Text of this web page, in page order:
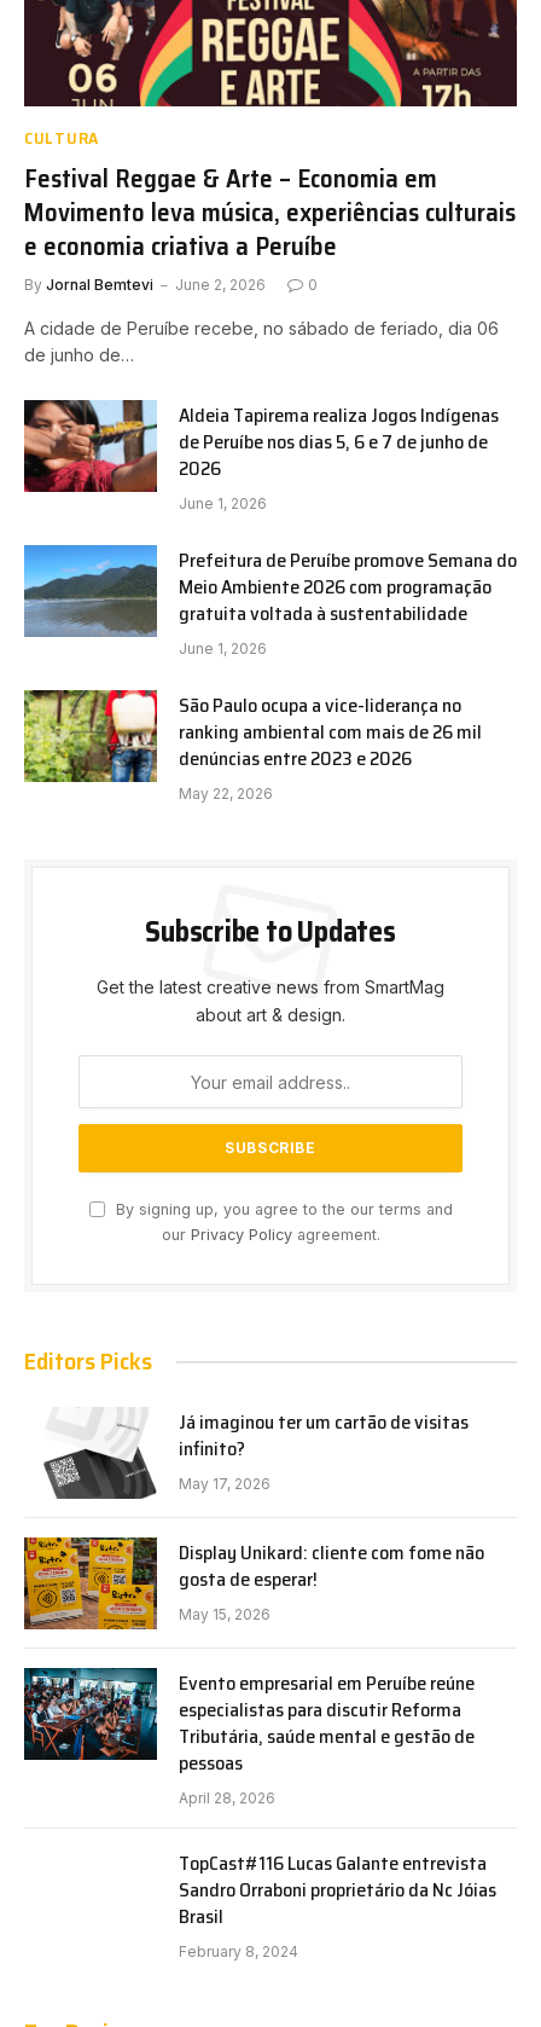
CULTURA
Festival Reggae & Arte – Economia em
Movimento leva música, experiências culturais
e economia criativa a Peruíbe
By Jornal Bemtevi June 2, 2026 0
A cidade de Peruíbe recebe, no sábado de feriado, dia 06
de junho de…
Aldeia Tapirema realiza Jogos Indígenas
de Peruíbe nos dias 5, 6 e 7 de junho de
2026
June 1, 2026
Prefeitura de Peruíbe promove Semana do
Meio Ambiente 2026 com programação
gratuita voltada à sustentabilidade
June 1, 2026
São Paulo ocupa a vice-liderança no
ranking ambiental com mais de 26 mil
denúncias entre 2023 e 2026
May 22, 2026
Subscribe to Updates
Get the latest creative news from SmartMag
about art & design.
By signing up, you agree to the our terms and
our Privacy Policyagreement.
Editors Picks
Já imaginou ter um cartão de visitas
infinito?
May 17, 2026
Display Unikard: cliente com fome não
gosta de esperar!
May 15, 2026
Evento empresarial em Peruíbe reúne
especialistas para discutir Reforma
Tributária, saúde mental e gestão de
pessoas
April 28, 2026
TopCast#116 Lucas Galante entrevista
Sandro Orraboni proprietário da Nc Jóias
Brasil
February 8, 2024